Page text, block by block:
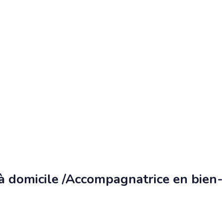
domicile /Accompagnatrice en